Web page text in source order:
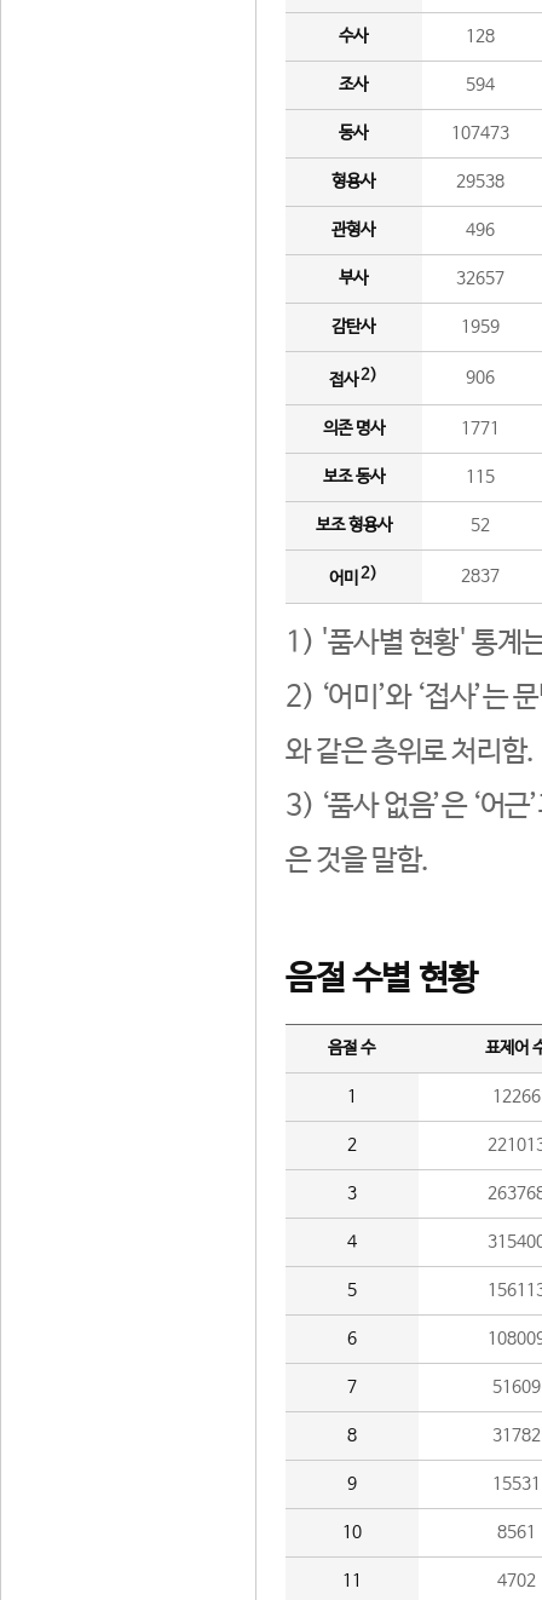
수사 128
조사 594
동사 107473
형용사 29538
관형사 496
부사 32657
감탄사 1959
접사2) 906
의존 명사 1771
보조 동사 115
보조 형용사 52
어미 2) 2837
1) '품사별 현황' 통계
2) ‘어미’와 ‘접사’는
와 같은 층위로 처리함.
3) ‘품사 없음’은 ‘어
은 것을 말함.
음절 수별 현황
음절 수 표제어
1 12266
2
3
4
5
6
7 51609
8 31782
9 15531
10 8561
11 4702